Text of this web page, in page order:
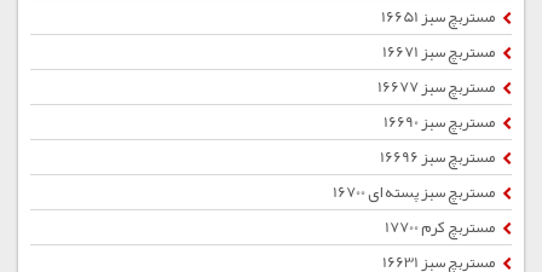
مستربچ سبز 16651
مستربچ سبز 16671
مستربچ سبز 16677
مستربچ سبز 16690
مستربچ سبز 16696
مستربچ سبز پسته ای 16700
مستربچ کرم 17700
مستربچ سبز 16631